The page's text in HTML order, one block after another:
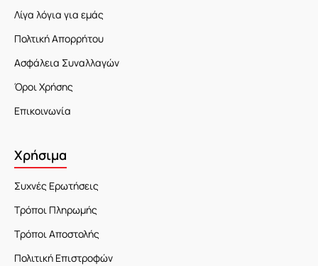
Λίγα λόγια για εμάς
Πολτική Απορρήτου
Ασφάλεια Συναλλαγών
Όροι Χρήσης
Επικοινωνία
Χρήσιμα
Συχνές Ερωτήσεις
Τρόποι Πληρωμής
Τρόποι Αποστολής
Πολιτική Επιστροφών